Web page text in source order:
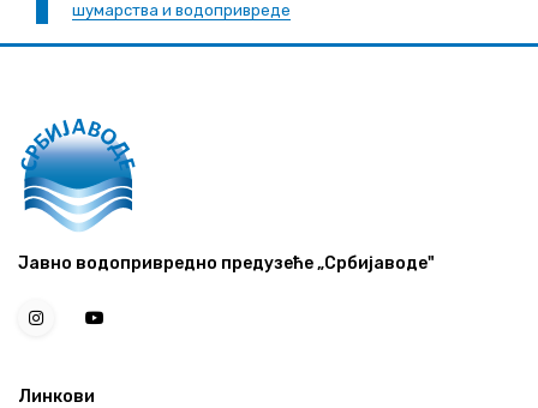
шумарства и водопривреде
Јавно водопривредно предузеће „Србијаводе"
Линкови